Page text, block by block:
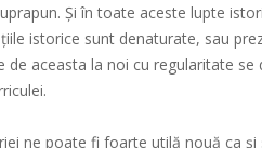
Și în toate aceste lupte
istorice sunt denaturate, sau
de aceasta la noi cu regularitate
ne poate fi foarte utilă nouă ca